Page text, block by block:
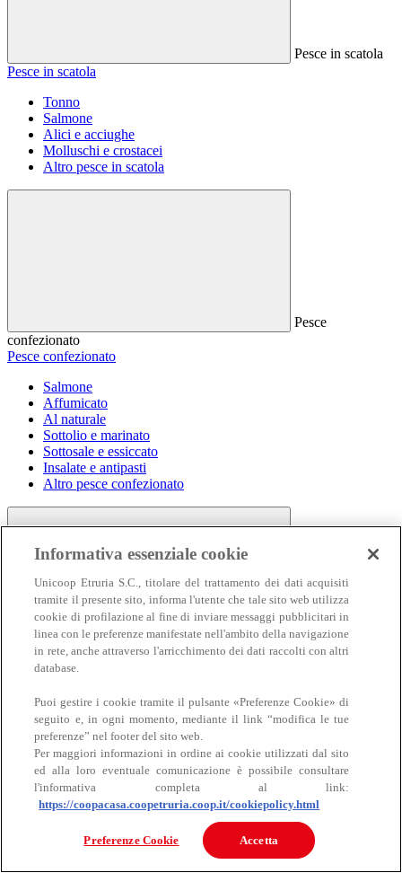
Pesce in scatola
Pesce in scatola
Tonno
Salmone
Alici e acciughe
Molluschi e crostacei
Altro pesce in scatola
Pesce
confezionato
Pesce confezionato
Salmone
Affumicato
Al naturale
Sottolio e marinato
Sottosale e essiccato
Insalate e antipasti
Altro pesce confezionato
Carne
Carne
Bovino
Informativa essenziale cookie
Unicoop Etruria S.C., titolare del trattamento dei dati acquisiti
tramite il presente sito, informa l'utente che tale sito web utilizza
cookie di profilazione al fine di inviare messaggi pubblicitari in
linea con le preferenze manifestate nell'ambito della navigazione
in rete, anche attraverso l'arricchimento dei dati raccolti con altri
database.
Puoi gestire i cookie tramite il pulsante «Preferenze Cookie» di
seguito e, in ogni momento, mediante il link “modifica le tue
preferenze” nel footer del sito web.
Per maggiori informazioni in ordine ai cookie utilizzati dal sito
ed alla loro eventuale comunicazione è possibile consultare
l'informativa completa al link:
https://coopacasa.coopetruria.coop.it/cookiepolicy.html
Preferenze Cookie Accetta